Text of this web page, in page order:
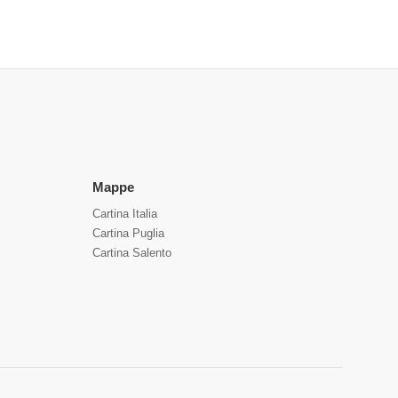
Mappe
Cartina Italia
Cartina Puglia
Cartina Salento